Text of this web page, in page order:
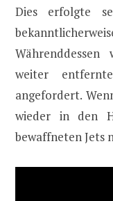
Dies erfolgte
weiter
angefordert.
wieder in den
bewaffneten Jets